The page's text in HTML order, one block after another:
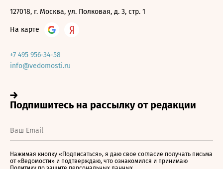
127018, г. Москва, ул. Полковая, д. 3, стр. 1
На карте
+7 495 956-34-58
info@vedomosti.ru
Нажимая кнопку «Подписаться», я даю свое согласие получать письма
от «Ведомости» и подтверждаю, что ознакомился и принимаю